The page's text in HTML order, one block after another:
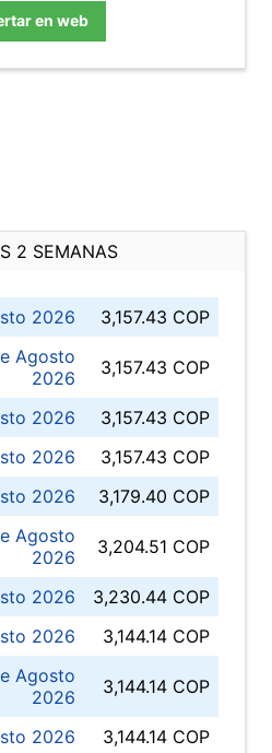
en web
2 SEMANAS
2026
3,157.43 COP
Agosto
2026
3,157.43 COP
2026
3,157.43 COP
2026
3,157.43 COP
2026
3,179.40 COP
Agosto
2026
3,204.51 COP
2026
3,230.44 COP
2026
3,144.14 COP
Agosto
2026
3,144.14 COP
2026 3,144.14 COP